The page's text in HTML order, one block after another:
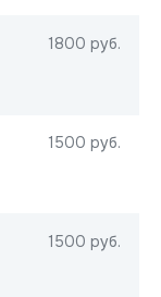
1800 руб.
1500 руб.
1500 руб.